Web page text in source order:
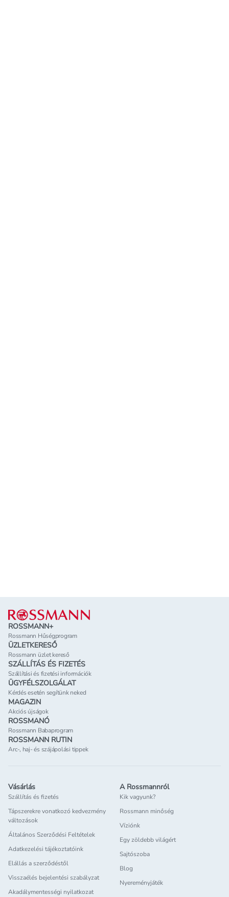
Lábléc
ROSSMANN+
Rossmann Hűségprogram
ÜZLETKERESŐ
Rossmann üzlet kereső
SZÁLLÍTÁS ÉS FIZETÉS
Szállítási és fizetési információk
ÜGYFÉLSZOLGÁLAT
Kérdés esetén segítünk neked
MAGAZIN
Akciós újságok
ROSSMANÓ
Rossmann Babaprogram
ROSSMANN RUTIN
Arc-, haj- és szájápolási tippek
Vásárlás
Szállítás és fizetés
Tápszerekre vonatkozó kedvezmény
változások
Általános Szerződési Feltételek
Adatkezelési tájékoztatóink
Elállás a szerződéstől
Visszaélés bejelentési szabályzat
Akadálymentességi nyilatkozat
A Rossmannról
Kik vagyunk?
Rossmann minőség
Víziónk
Egy zöldebb világért
Sajtószoba
Blog
Nyereményjáték